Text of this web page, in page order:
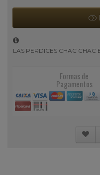
LAS PERDICES CHAC
Formas de
Pagamentos